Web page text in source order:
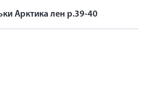
Арктика лен р.39-40